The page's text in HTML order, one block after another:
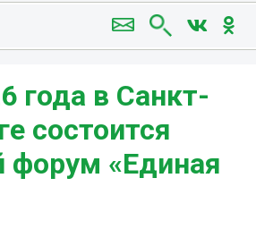
года в Санкт-
состоится
форум «Единая